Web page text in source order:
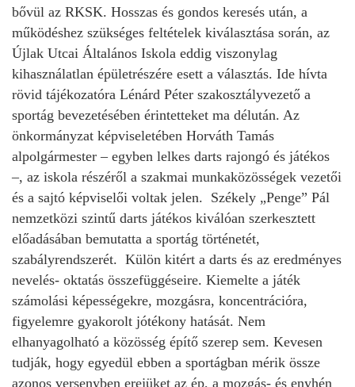
bővül az RKSK. Hosszas és gondos keresés után, a
működéshez szükséges feltételek kiválasztása során, az
Újlak Utcai Általános Iskola eddig viszonylag
kihasználatlan épületrészére esett a választás. Ide hívta
rövid tájékozatóra Lénárd Péter szakosztályvezető a
sportág bevezetésében érintetteket ma délután. Az
önkormányzat képviseletében Horváth Tamás
alpolgármester – egyben lelkes darts rajongó és játékos
–, az iskola részéről a szakmai munkaközösségek vezetői
és a sajtó képviselői voltak jelen. Székely „Penge” Pál
nemzetközi szintű darts játékos kiválóan szerkesztett
előadásában bemutatta a sportág történetét,
szabályrendszerét. Külön kitért a darts és az eredményes
nevelés- oktatás összefüggéseire. Kiemelte a játék
számolási képességekre, mozgásra, koncentrációra,
figyelemre gyakorolt jótékony hatását. Nem
elhanyagolható a közösség építő szerep sem. Kevesen
tudják, hogy egyedül ebben a sportágban mérik össze
azonos versenyben erejüket az ép, a mozgás- és enyhén